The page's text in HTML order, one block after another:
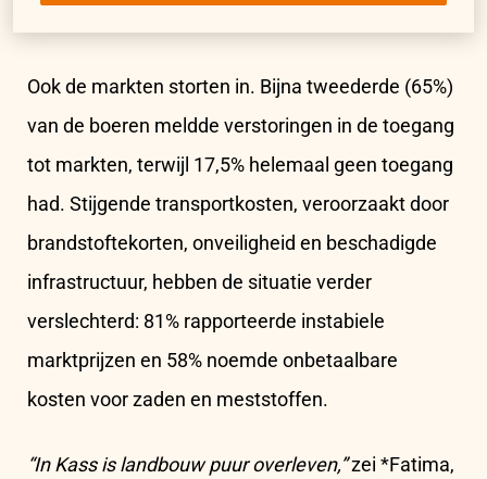
Ook de markten storten in. Bijna tweederde (65%)
van de boeren meldde verstoringen in de toegang
tot markten, terwijl 17,5% helemaal geen toegang
had. Stijgende transportkosten, veroorzaakt door
brandstoftekorten, onveiligheid en beschadigde
infrastructuur, hebben de situatie verder
verslechterd: 81% rapporteerde instabiele
marktprijzen en 58% noemde onbetaalbare
kosten voor zaden en meststoffen.
“In Kass is landbouw puur overleven,”zei *Fatima,